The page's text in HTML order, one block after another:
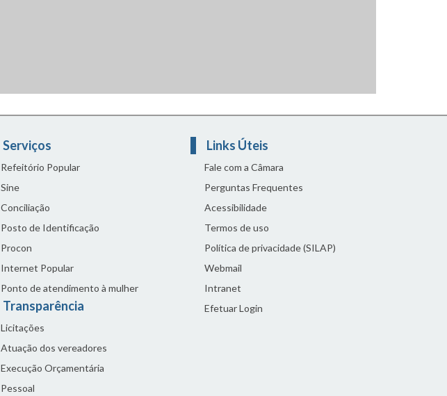
Serviços
Refeitório Popular
Sine
Conciliação
Posto de Identificação
Procon
Internet Popular
Ponto de atendimento à mulher
Transparência
Licitações
Atuação dos vereadores
Execução Orçamentária
Pessoal
Links Úteis
Fale com a Câmara
Perguntas Frequentes
Acessibilidade
Termos de uso
Política de privacidade (SILAP)
Webmail
Intranet
Efetuar Login